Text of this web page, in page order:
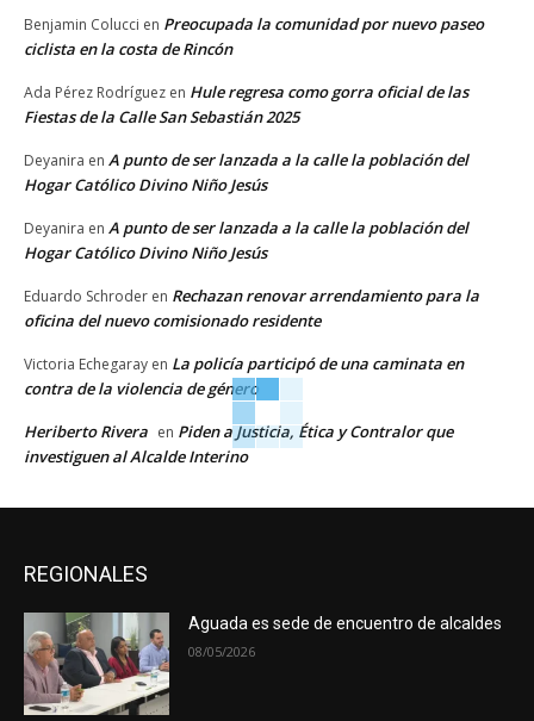
Benjamin Colucci en Preocupada la comunidad por nuevo paseo
ciclista en la costa de Rincón
Ada Pérez Rodríguez en Hule regresa como gorra oficial de las
Fiestas de la Calle San Sebastián 2025
Deyanira en A punto de ser lanzada a la calle la población del
Hogar Católico Divino Niño Jesús
Deyanira en A punto de ser lanzada a la calle la población del
Hogar Católico Divino Niño Jesús
Eduardo Schroder en Rechazan renovar arrendamiento para la
oficina del nuevo comisionado residente
Victoria Echegaray en La policía participó de una caminata en
contra de la violencia de género
Heriberto Rivera en Piden a Justicia, Ética y Contralor que
investiguen al Alcalde Interino
REGIONALES
Aguada es sede de encuentro de alcaldes
08/05/2026